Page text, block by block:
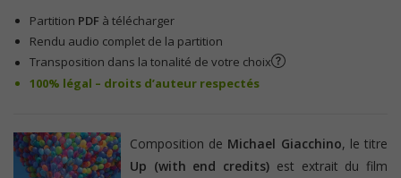
Partition PDF à télécharger
Rendu audio complet de la partition
Transposition dans la tonalité de votre choix
100% légal – droits d’auteur respectés
Composition de Michael Giacchino, le titre
Up (with end credits) est extrait du film